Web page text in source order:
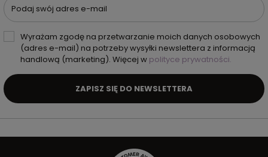
Podaj swój adres e-mail
Wyrażam zgodę na przetwarzanie moich danych osobowych
(adres e-mail) na potrzeby wysyłki newslettera z informacją
handlową (marketing). Więcej w polityce prywatności.
ZAPISZ SIĘ DO NEWSLETTERA